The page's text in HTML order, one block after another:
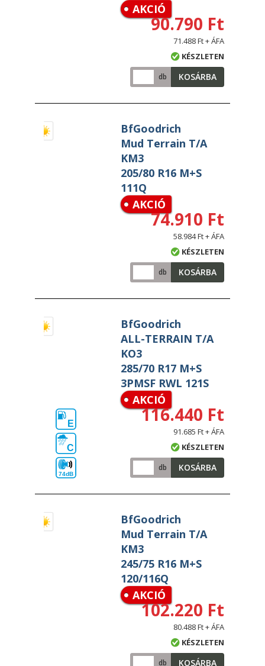
AKCIÓ
90.790 Ft
71.488 Ft + ÁFA
KÉSZLETEN
db KOSÁRBA
BfGoodrich
Mud Terrain T/A
KM3
205/80 R16 M+S
111Q
AKCIÓ
74.910 Ft
58.984 Ft + ÁFA
KÉSZLETEN
db KOSÁRBA
BfGoodrich
ALL-TERRAIN T/A
KO3
285/70 R17 M+S
3PMSF RWL 121S
AKCIÓ
E
C
74dB
116.440 Ft
91.685 Ft + ÁFA
KÉSZLETEN
db KOSÁRBA
BfGoodrich
Mud Terrain T/A
KM3
245/75 R16 M+S
120/116Q
AKCIÓ
102.220 Ft
80.488 Ft + ÁFA
KÉSZLETEN
db KOSÁRBA